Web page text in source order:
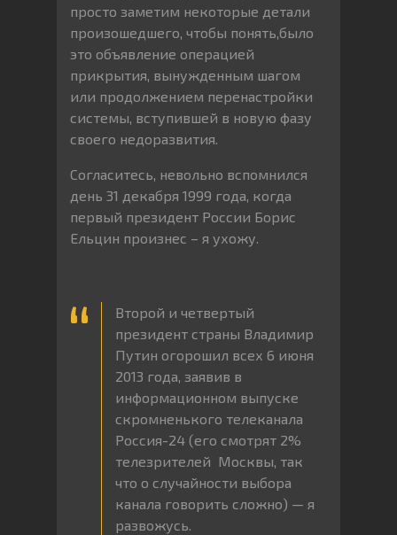
просто заметим некоторые детали
произошедшего, чтобы понять,было
это объявление операцией
прикрытия, вынужденным шагом
или продолжением перенастройки
системы, вступившей в новую фазу
своего недоразвития.
Согласитесь, невольно вспомнился
день 31 декабря 1999 года, когда
первый президент России Борис
Ельцин произнес – я ухожу.
Второй и четвертый
президент страны Владимир
Путин огорошил всех 6 июня
2013 года, заявив в
информационном выпуске
скромненького телеканала
Россия-24 (его смотрят 2%
телезрителей Москвы, так
что о случайности выбора
канала говорить сложно) — я
развожусь.